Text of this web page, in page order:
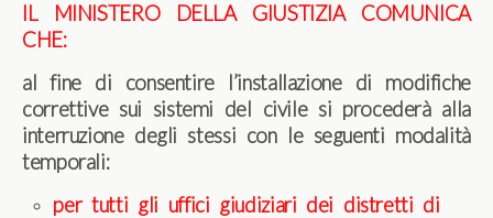
IL MINISTERO DELLA GIUSTIZIA COMUNICA
CHE:
al fine di consentire l’installazione di modifiche
correttive sui sistemi del civile si procederà alla
interruzione degli stessi con le seguenti modalità
temporali:
per tutti gli uffici giudiziari dei distretti di